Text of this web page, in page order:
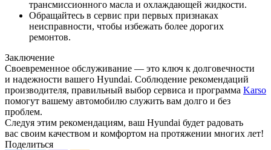
трансмиссионного масла и охлаждающей жидкости.
Обращайтесь в сервис при первых признаках
неисправности, чтобы избежать более дорогих
ремонтов.
Заключение
Своевременное обслуживание — это ключ к долговечности
и надежности вашего Hyundai. Соблюдение рекомендаций
производителя, правильный выбор сервиса и программа Karso
помогут вашему автомобилю служить вам долго и без
проблем.
Следуя этим рекомендациям, ваш Hyundai будет радовать
вас своим качеством и комфортом на протяжении многих лет!
Поделиться